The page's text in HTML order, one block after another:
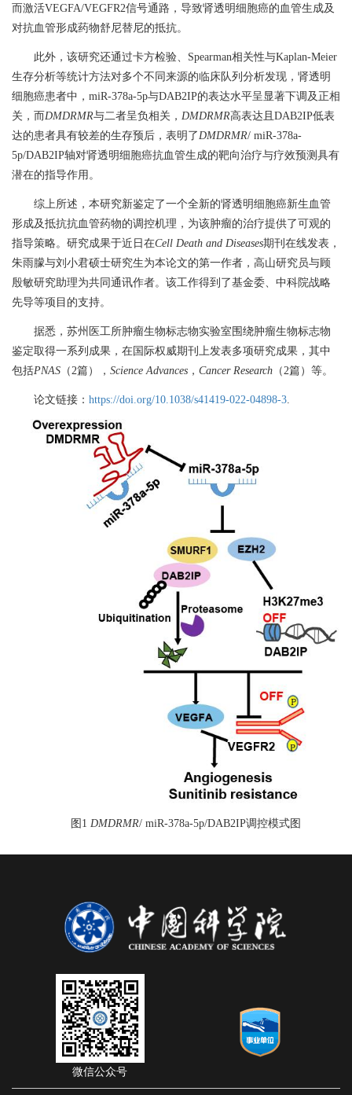
而激活VEGFA/VEGFR2信号通路，导致肾透明细胞癌的血管生成及
对抗血管形成药物舒尼替尼的抵抗。
此外，该研究还通过卡方检验、 Spearman相关性与Kaplan-Meier
生存分析等统计方法对多个不同来源的临床队列分析发现，肾透明
细胞癌患者中， miR-378a-5p与DAB2IP的表达水平呈显著下调及正相
关，而 DMDRMR与二者呈负相关， DMDRMR高表达且 DAB2IP低表
达的患者具有较差的生存预后，表明了 DMDRMR/ miR-378a-
5p/DAB2IP轴对肾透明细胞癌抗血管生成的靶向治疗与疗效预测具有
潜在的指导作用。
综上所述，本研究新鉴定了一个全新的肾透明细胞癌新生血管
形成及抵抗抗血管药物的调控机理，为该肿瘤的治疗提供了可观的
指导策略。研究成果于近日在Cell Death and Diseases期刊在线发表，
朱雨朦与刘小君硕士研究生为本论文的第一作者，高山研究员与顾
殷敏研究助理为共同通讯作者。该工作得到了基金委、中科院战略
先导等项目的支持。
据悉，苏州医工所肿瘤生物标志物实验室围绕肿瘤生物标志物
鉴定取得一系列成果，在国际权威期刊上发表多项研究成果，其中
包括PNAS （ 2篇）， Science Advances ， Cancer Research （ 2篇）等。
论文链接： https://doi.org/10.1038/s41419-022-04898-3
图 1 DMDRMR/ miR-378a-5p/DAB2IP调控模式图
微信公众号